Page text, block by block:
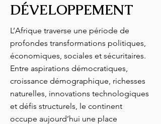
DÉVELOPPEMENT
L’Afrique traverse une période de
profondes transformations politiques,
économiques, sociales et sécuritaires.
Entre aspirations démocratiques,
croissance démographique, richesses
naturelles, innovations technologiques
et défis structurels, le continent
occupe aujourd’hui une place